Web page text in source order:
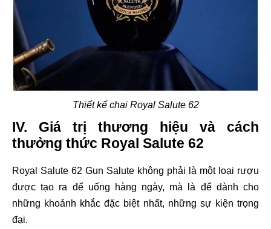
Thiết kế chai Royal Salute 62
IV. Giá trị thương hiệu và cách
thưởng thức Royal Salute 62
Royal Salute 62 Gun Salute không phải là một loại rượu
được tạo ra để uống hàng ngày, mà là để dành cho
những khoảnh khắc đặc biệt nhất, những sự kiện trọng
đại.